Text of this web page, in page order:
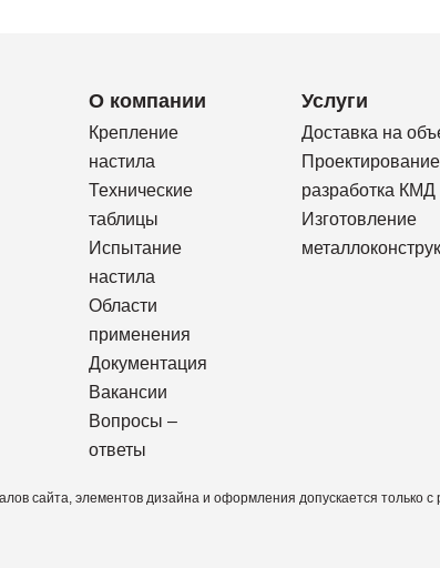
О компании
Крепление
настила
Технические
таблицы
Испытание
настила
Области
применения
Документация
Вакансии
Вопросы –
ответы
Услуги
Доставка на
разработка КМД
Изготовление
сайта, элементов дизайна и оформления допускается только